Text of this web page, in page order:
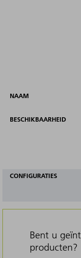
NAAM
BESCHIKBAARHEID
CONFIGURATIES
Bent u
producten?